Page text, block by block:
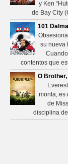
y Ken
de Bay City
101
su nueva
contentos que
O
monta, es
de
disciplina